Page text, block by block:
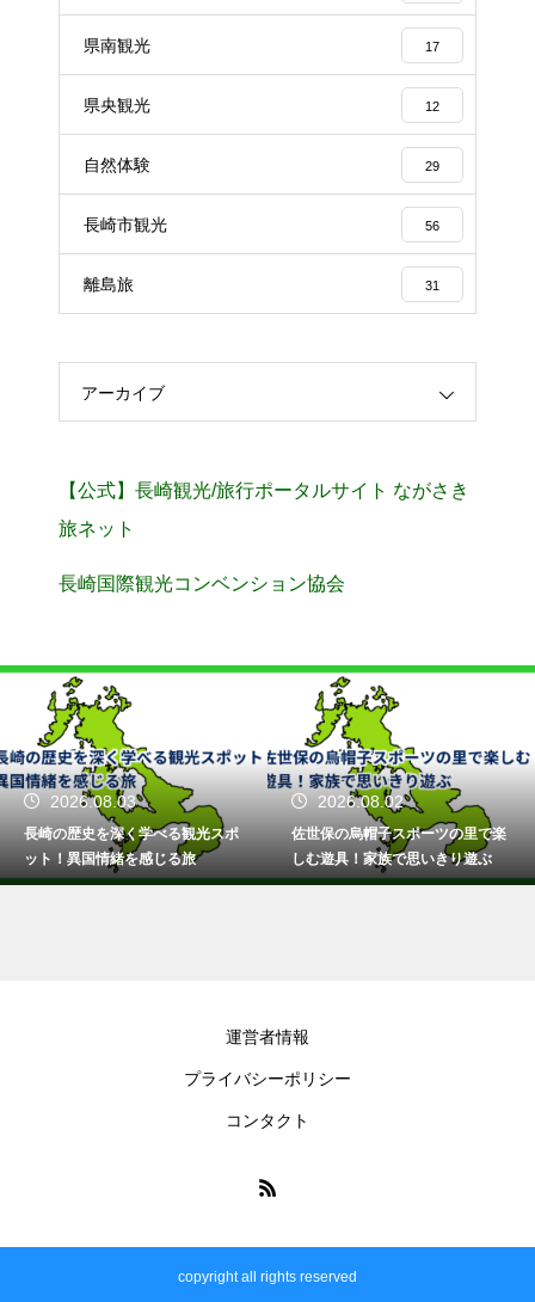
県南観光 17
県央観光 12
自然体験 29
長崎市観光 56
離島旅 31
アーカイブ
【公式】長崎観光/旅行ポータルサイト ながさき
旅ネット
長崎国際観光コンベンション協会
2026.08.03
長崎の歴史を深く学べる観光スポ
ット！異国情緒を感じる旅
2026.08.02
佐世保の烏帽子スポーツの里で楽
しむ遊具！家族で思いきり遊ぶ
運営者情報
プライバシーポリシー
コンタクト
copyright all rights reserved